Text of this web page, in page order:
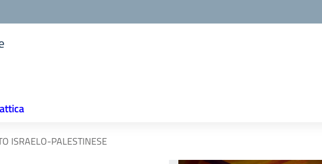
ISRAELO-PALESTINESE